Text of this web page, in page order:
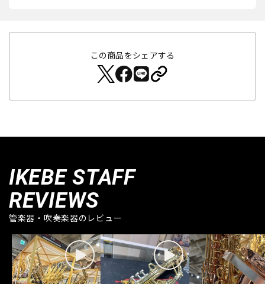
この商品をシェアする
IKEBE STAFF
REVIEWS
管楽器・吹奏楽器のレビュー